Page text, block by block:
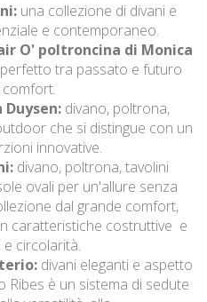
una collezione di divani e
e contemporaneo.
O' poltroncina di Monica
tra passato e futuro
Duysen: divano, poltrona,
che si distingue con un
innovative.
divano, poltrona, tavolini
ovali per un'allure senza
dal grande comfort,
caratteristiche costruttive e
e circolarità.
divani eleganti e aspetto
Ribes è un sistema di sedute